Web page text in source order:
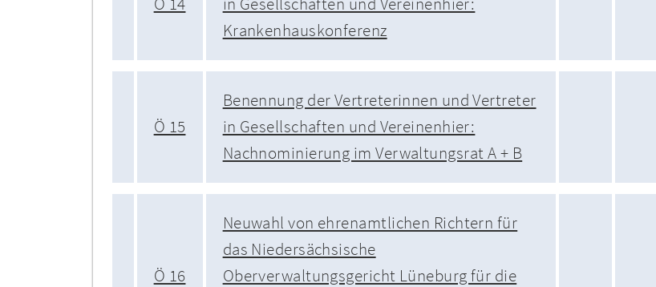
Krankenhauskonferenz
Ö 15
Benennung der Vertreterinnen und Vertreter
in Gesellschaften und Vereinenhier:
Nachnominierung im Verwaltungsrat A + B
Ö 16
Neuwahl von ehrenamtlichen Richtern für
das Niedersächsische
Oberverwaltungsgericht Lüneburg für die